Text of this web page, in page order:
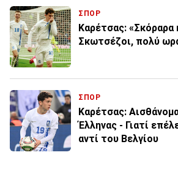
ΣΠΟΡ
Καρέτσας: «Σκόραρα
Σκωτσέζοι, πολύ
ΣΠΟΡ
Καρέτσας:
Έλληνας - Γιατί
αντί του Βελγίου